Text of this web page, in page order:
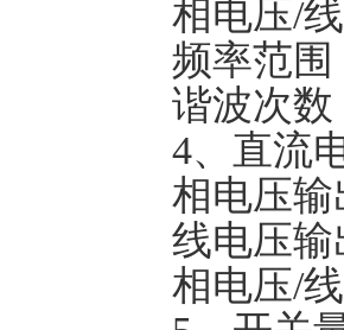
相电压/
频率范围
谐波次
4、直流
相电压
线电压
相电压/